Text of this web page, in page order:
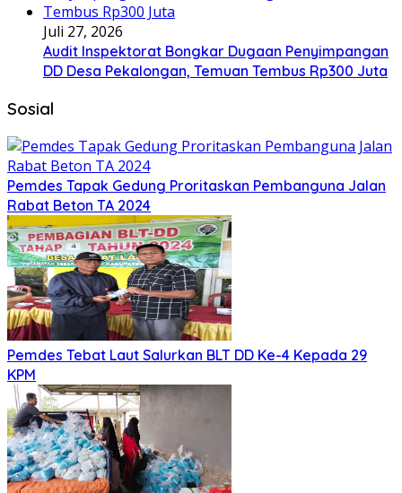
Juli 27, 2026
Audit Inspektorat Bongkar Dugaan Penyimpangan
DD Desa Pekalongan, Temuan Tembus Rp300 Juta
Sosial
Pemdes Tapak Gedung Proritaskan Pembanguna Jalan
Rabat Beton TA 2024
Pemdes Tebat Laut Salurkan BLT DD Ke-4 Kepada 29
KPM